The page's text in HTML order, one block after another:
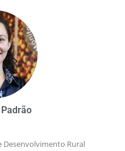
Desenvolvimento Rural